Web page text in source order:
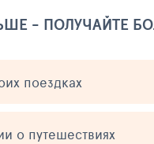
- ПОЛУЧАЙТЕ
поездках
о путешествиях